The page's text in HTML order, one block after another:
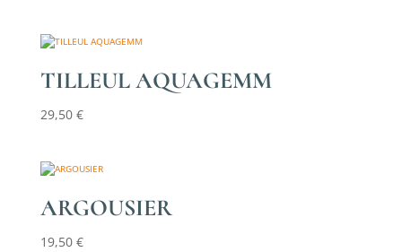
TILLEUL AQUAGEMM
29,50 €
ARGOUSIER
19,50 €